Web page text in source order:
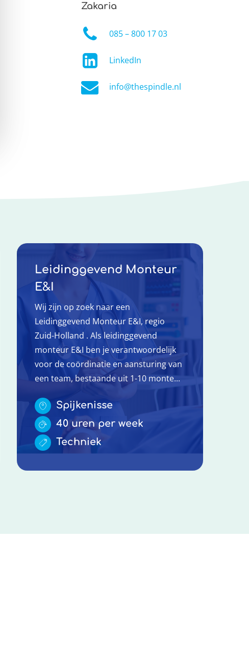
Zakaria
085 – 800 17 03
LinkedIn
info@thespindle.nl
Leidinggevend Monteur
E&I
Wij zijn op zoek naar een
Leidinggevend Monteur E&I, regio
Zuid-Holland . Als leidinggevend
monteur E&I ben je verantwoordelijk
voor de coördinatie en aansturing van
een team, bestaande uit 1-10 monte...
Spijkenisse
40 uren per week
Techniek